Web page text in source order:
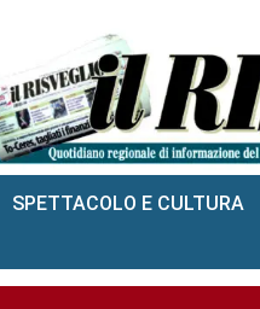
SPETTACOLO E CULTURA